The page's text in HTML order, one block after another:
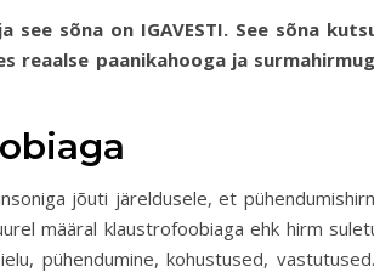
sõna on IGAVESTI. See sõna
reaalse paanikahooga ja
jõuti järeldusele, et
määral klaustrofoobiaga ehk hirm
pühendumine, kohustused,